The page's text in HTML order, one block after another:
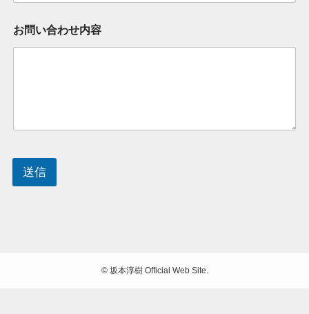
お問い合わせ内容
送信
©坂本淳樹 Official Web Site.